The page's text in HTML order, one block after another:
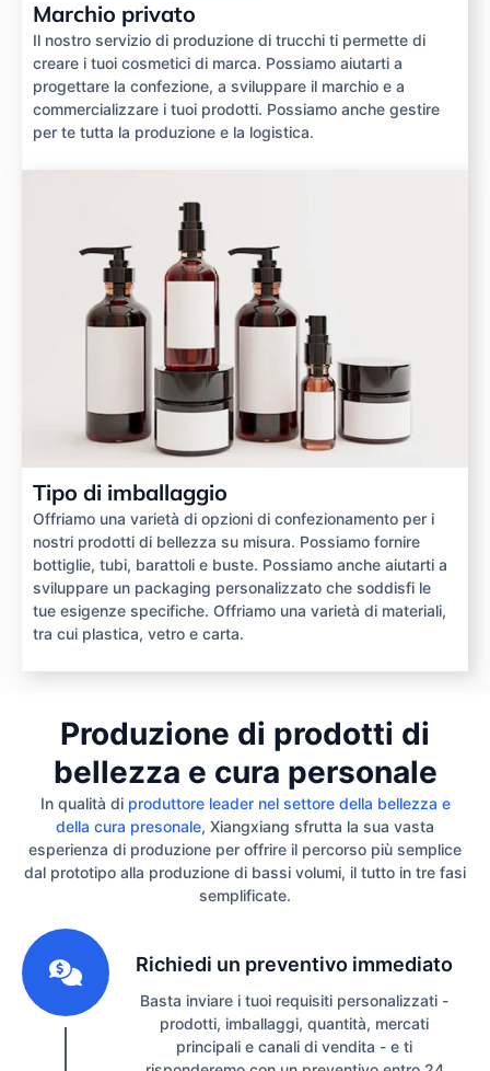
Marchio privato
Il nostro servizio di produzione di trucchi ti permette di
creare i tuoi cosmetici di marca. Possiamo aiutarti a
progettare la confezione, a sviluppare il marchio e a
commercializzare i tuoi prodotti. Possiamo anche gestire
per te tutta la produzione e la logistica.
Tipo di imballaggio
Offriamo una varietà di opzioni di confezionamento per i
nostri prodotti di bellezza su misura. Possiamo fornire
bottiglie, tubi, barattoli e buste. Possiamo anche aiutarti a
sviluppare un packaging personalizzato che soddisfi le
tue esigenze specifiche. Offriamo una varietà di materiali,
tra cui plastica, vetro e carta.
Produzione di prodotti di
bellezza e cura personale
In qualità di produttore leader nel settore della bellezza e
della cura presonale, Xiangxiang sfrutta la sua vasta
esperienza di produzione per offrire il percorso più semplice
dal prototipo alla produzione di bassi volumi, il tutto in tre fasi
semplificate.
Richiedi un preventivo immediato
Basta inviare i tuoi requisiti personalizzati -
prodotti, imballaggi, quantità, mercati
principali e canali di vendita - e ti